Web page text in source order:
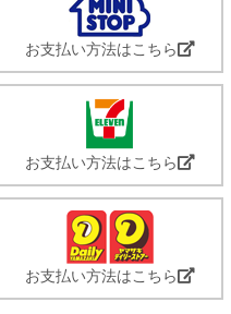
お支払い方法はこちら
お支払い方法はこちら
お支払い方法はこちら